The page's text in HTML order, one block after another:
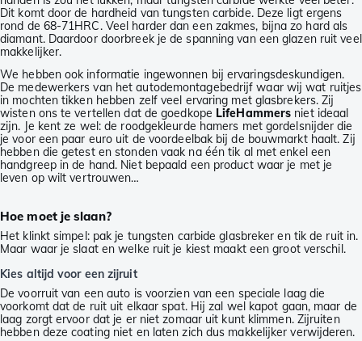
Dit komt door de hardheid van tungsten carbide. Deze ligt ergens
rond de 68-71HRC. Veel harder dan een zakmes, bijna zo hard als
diamant. Daardoor doorbreek je de spanning van een glazen ruit veel
makkelijker.
We hebben ook informatie ingewonnen bij ervaringsdeskundigen.
De medewerkers van het autodemontagebedrijf waar wij wat ruitjes
in mochten tikken hebben zelf veel ervaring met glasbrekers. Zij
wisten ons te vertellen dat de goedkope LifeHammers niet ideaal
zijn. Je kent ze wel: de roodgekleurde hamers met gordelsnijder die
je voor een paar euro uit de voordeelbak bij de bouwmarkt haalt. Zij
hebben die getest en stonden vaak na één tik al met enkel een
handgreep in de hand. Niet bepaald een product waar je met je
leven op wilt vertrouwen…
Hoe moet je slaan?
Het klinkt simpel: pak je tungsten carbide glasbreker en tik de ruit in.
Maar waar je slaat en welke ruit je kiest maakt een groot verschil.
Kies altijd voor een zijruit
De voorruit van een auto is voorzien van een speciale laag die
voorkomt dat de ruit uit elkaar spat. Hij zal wel kapot gaan, maar de
laag zorgt ervoor dat je er niet zomaar uit kunt klimmen. Zijruiten
hebben deze coating niet en laten zich dus makkelijker verwijderen.